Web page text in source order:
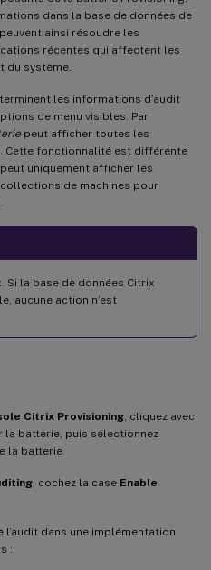
dans la base de données de
ainsi résoudre les
récentes qui affectent les
du système.
les informations d’audit
de menu visibles. Par
peut afficher toutes les
Cette fonctionnalité est différente
uniquement afficher les
de machines pour
Si la base de données Citrix
aucune action n’est
Citrix Provisioning , cliquez avec
batterie, puis sélectionnez
la batterie.
, cochez la case Enable
dans une implémentation
: